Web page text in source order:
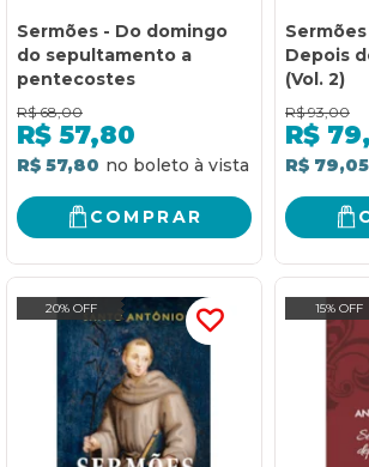
Sermões - Do domingo
do sepultamento a
pentecostes
R$ 68,00
R$ 57,80
R$ 57,80
COMPRAR
Depois
(Vol. 2)
R$ 93,00
R$
R$ 79,05
20% OFF 15% OFF